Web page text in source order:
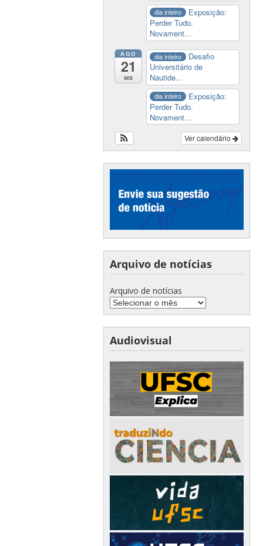
dia inteiro
Exposição:
Perder Tudo.
Novament...
AGO
21
sex
dia inteiro
Desafio
Universitário de
Nautide...
dia inteiro
Exposição:
Perder Tudo.
Novament...
Ver calendário
Arquivo de notícias
Arquivo de notícias
Audiovisual